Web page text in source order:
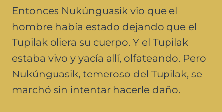
Entonces Nukúnguasik vio que el
hombre había estado dejando que el
Tupilak oliera su cuerpo. Y el Tupilak
estaba vivo y yacía allí, olfateando. Pero
Nukúnguasik, temeroso del Tupilak, se
marchó sin intentar hacerle daño.